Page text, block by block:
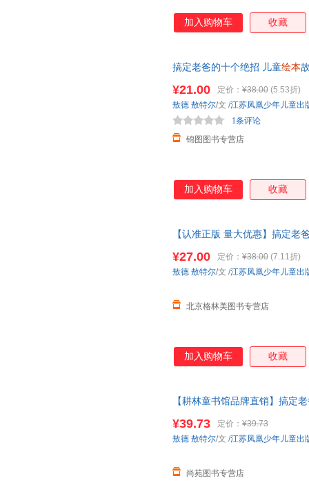
加入购物车 收藏
搞定老爸的十个绝招 儿童绘本
¥21.00 定价： ¥38.00 (5.53折)
锦图图书专营店
1条评论
敖德 敖特尔/文 /江苏凤凰少年儿童出
加入购物车 收藏
【认准正版 量大优惠】搞定老
联系客服领取
¥27.00 定价： ¥38.00 (7.11折)
北京格林美图书专营店
敖德 敖特尔/文 /江苏凤凰少年儿童出
加入购物车 收藏
【耕林童书馆品牌直销】搞定
退换货【让您无忧购物】
¥39.73 定价： ¥39.73
尚苑图书专营店
敖德 敖特尔/文 /江苏凤凰少年儿童出